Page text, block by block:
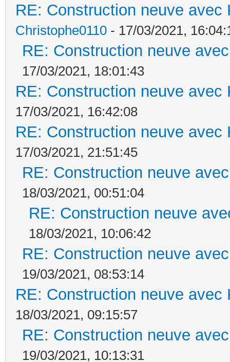
RE: Construction neuve avec
Christophe0110 - 17/03/2021,
RE: Construction neuve
17/03/2021, 18:01:43
RE: Construction neuve avec
17/03/2021, 16:42:08
RE: Construction neuve avec
17/03/2021, 21:51:45
RE: Construction neuve
18/03/2021, 00:51:04
RE: Construction neuve
18/03/2021, 10:06:42
RE: Construction neuve
19/03/2021, 08:53:14
RE: Construction neuve avec
18/03/2021, 09:15:57
RE: Construction neuve
19/03/2021, 10:13:31